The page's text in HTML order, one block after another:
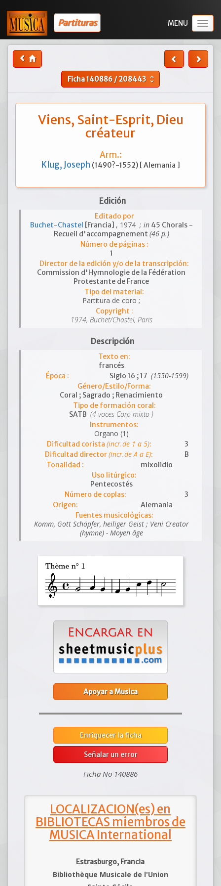
Partituras
Ficha140886/208443 unfold_more
Viens, Saint-Esprit, Dieu
créateur
Arm.:
Klug, Joseph (1490?-1552) [ Alemania ]
Edición
Editado por
Buchet-Chastel [Francia] , 1974 ; in45 Chorals -
Recueil d'accompagnement (46 p.)
Número de páginas :
1
Director de la edición y/o de la transcripción:
Commission d'Hymnologie de la Fédération
Protestante de France
Tipo del material:
Partitura de coro ;
Copyright :
1974, Buchet/Chastel, Paris
Descripción
Texto en:
francés
Época :
Siglo 16 ; 17 (1550-1599)
Género/Estilo/Forma:
Coral ; Sagrado ; Renacimiento
Tipo de formación coral:
SATB (4 voces Coro mixto )
Instrumentos:
Organo (1)
Dificultad corista (incr.de 1 a 5):
3
Dificultad director(incr.de A a E):
B
Tonalidad :
mixolidio
Uso litúrgico:
Pentecostés
Número de coplas:
3
Origen:
Alemania
Fuentes musicológicas:
Komm, Gott Schöpfer, heiliger Geist ; Veni Creator
(hymne) - Moyen âge
Apoyar a Musica
Enriquecer la ficha
Señalar un error
Ficha No 140886
LOCALIZACION(es) en
BIBLIOTECAS miembros de
MUSICA International
Estrasburgo, Francia
Bibliothèque Musicale de l'Union